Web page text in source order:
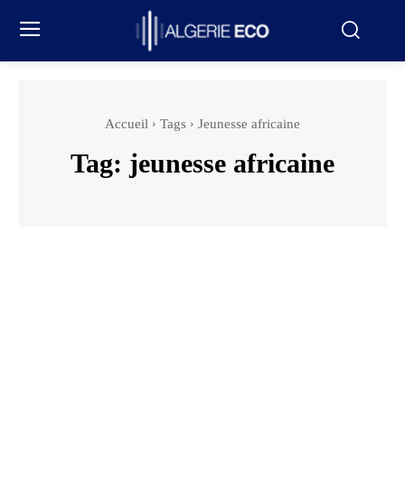
Accueil Tags Jeunesse africaine
Tag: jeunesse africaine